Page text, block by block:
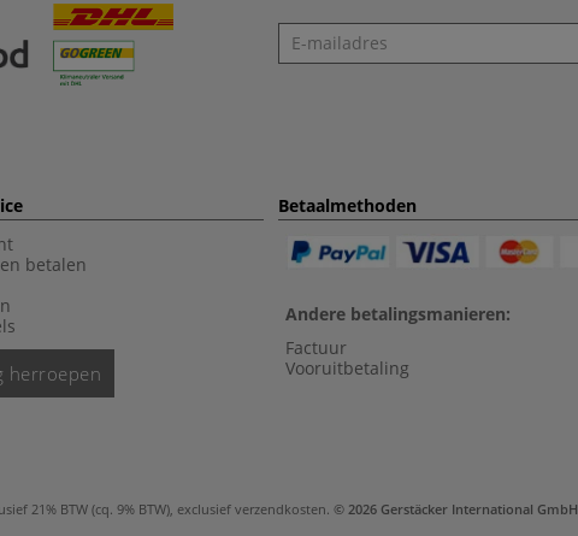
Nieuwsbrief
betalen
herroepen
Betaalmethoden
Andere betalingsmanieren:
Factuur
Vooruitbetaling
21% BTW (cq. 9% BTW), exclusief verzendkosten. © 2026 Gerstäcker International GmbH